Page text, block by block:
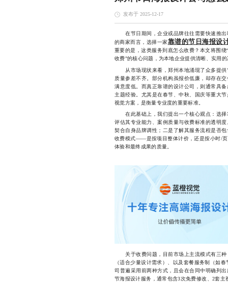
发布于 2025-12-17
在节日期间，企业或品牌往往需要快速推出
的商家而言，选择一家靠谱的节日海报设
重要的是，这类服务到底怎么收费？本文将围
收费”的核心问题，为本地企业提供清晰、实用
从市场现状来看，郑州本地涌现了众多提供
质量参差不齐。部分机构虽报价低廉，却存在
满意度低。而真正靠谱的设计公司，则通常具
主题经验。尤其是在春节、中秋、国庆等重大
视觉方案，是衡量专业度的重要标准。
在此基础上，我们提出一个核心观点：选择
评估其专业能力、案例质量与收费标准的透明
契合自身品牌调性；二是了解其服务流程是否
收费模式——是按项目整体计价，还是按小时/
体验和最终成果的质量。
关于收费问题，目前市场上主流模式有三种
（适合少量设计需求）、以及套餐服务制（如
司普遍采用前两种方式，且会在合同中明确列
节海报设计服务，通常包含3次免费修改、2套